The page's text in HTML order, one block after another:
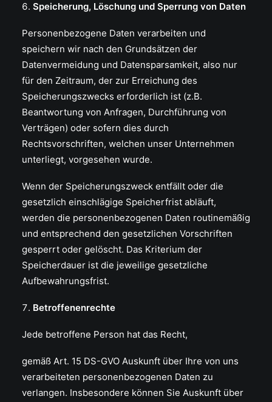
Speicherung, Löschung und Sperrung von Daten
Personenbezogene Daten verarbeiten und
speichern wir nach den Grundsätzen der
Datenvermeidung und Datensparsamkeit, also nur
für den Zeitraum, der zur Erreichung des
Speicherungszwecks erforderlich ist (z.B.
Beantwortung von Anfragen, Durchführung von
Verträgen) oder sofern dies durch
Rechtsvorschriften, welchen unser Unternehmen
unterliegt, vorgesehen wurde.
Wenn der Speicherungszweck entfällt oder die
gesetzlich einschlägige Speicherfrist abläuft,
werden die personenbezogenen Daten routinemäßig
und entsprechend den gesetzlichen Vorschriften
gesperrt oder gelöscht. Das Kriterium der
Speicherdauer ist die jeweilige gesetzliche
Aufbewahrungsfrist.
Betroffenenrechte
Jede betroffene Person hat das Recht,
gemäß Art. 15 DS-GVO Auskunft über Ihre von uns
verarbeiteten personenbezogenen Daten zu
verlangen. Insbesondere können Sie Auskunft über